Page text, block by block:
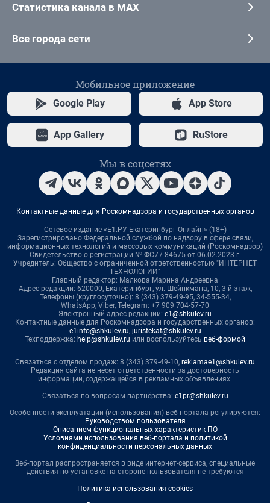
Статистика канала в MAX
Все города сети
Мобильное приложение
Google Play App Store
App Gallery RuStore
Мы в соцсетях
Контактные данные для Роскомнадзора и государственных органов
Сетевое издание «Е1.РУ Екатеринбург Онлайн» (18+)
Зарегистрировано Федеральной службой по надзору в сфере связи,
информационных технологий и массовых коммуникаций (Роскомнадзор)
Свидетельство о регистрации № ФС77-84675 от 06.02.2023 г.
Учредитель: Общество с ограниченной ответственностью "ИНТЕРНЕТ
ТЕХНОЛОГИИ"
Главный редактор: Малкова Марина Андреевна
Адрес редакции: 620000, Екатеринбург, ул. Шейнкмана, 10, 3-й этаж,
Телефоны (круглосуточно): 8 (343) 379-49-95, 34-555-34,
WhatsApp, Viber, Telegram: +7 909 704-57-70
Электронный адрес редакции: e1@shkulev.ru
Контактные данные для Роскомнадзора и государственных органов:
e1info@shkulev.ru, juristekat@shkulev.ru
Техподдержка: help@shkulev.ru или воспользуйтесь веб-формой
Связаться с отделом продаж: 8 (343) 379-49-10, reklamae1@shkulev.ru
Редакция сайта не несет ответственности за достоверность
информации, содержащейся в рекламных объявлениях.
Связаться по вопросам партнёрства: e1pr@shkulev.ru
Особенности эксплуатации (использования) веб-портала регулируются:
Руководством пользователя
Описанием функциональных характеристик ПО
Условиями использования веб-портала и политикой
конфиденциальности персональных данных
Веб-портал распространяется в виде интернет-сервиса, специальные
действия по установке на стороне пользователя не требуются
Политика использования cookies